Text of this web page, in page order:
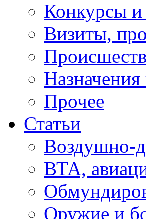
Конкурсы и
Визиты,
Назначения
Прочее
Статьи
Воздушно-
ВТА,
Оружие и